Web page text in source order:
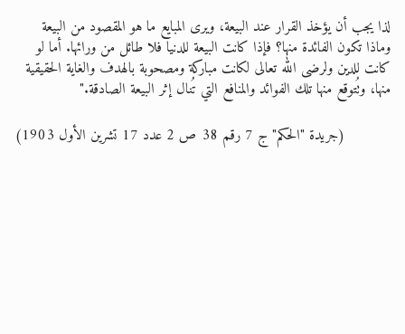
لذا يجب أن يؤخذ القرار عند البيعة، ويرى المبايع ما هو المقصود من البيعة
وماذا تكون الفائدة منها؟ فإذا كانت البيعة للدنيا فلا طائل من ورائها. أما لو
كانت للدين ولرضى الله تعالى لكانت مباركة ومصحوبة بالهدف والغاية الحقيقية
منها، وتُتوقع منها تلك الفوائد والمنافع التي تُنال إثر البيعة الصادقة."
(جريدة "الحكم" ج 7 رقم 38 ص 2 عدد 17 تشرين الأول 1903)